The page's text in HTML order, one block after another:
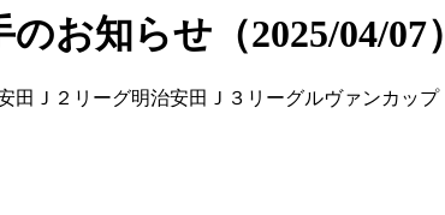
お知らせ（2025/04/07）
田Ｊ２リーグ明治安田Ｊ３リーグルヴァンカップ